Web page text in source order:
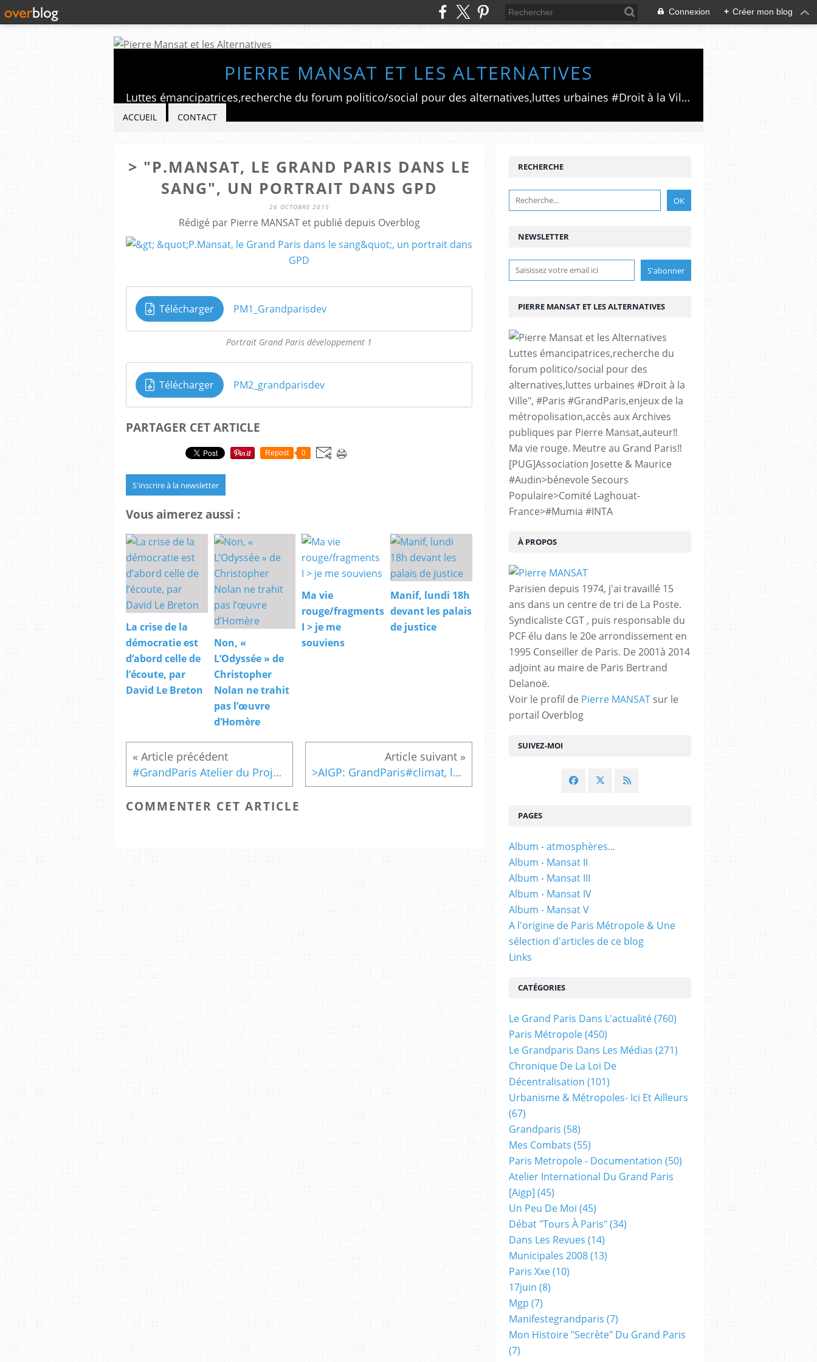
Connexion + Créer mon blog
PIERRE MANSAT ET LES ALTERNATIVES
Luttes émancipatrices,recherche du forum politico/social pour des alternatives,luttes urbaines #Droit à la Ville", #Paris #GrandParis,enjeux de la métropolisation,accès aux Archives publiques par Pierre Mansat,auteur‼️Ma vie rouge. Meutre au Grand Paris‼️[PUG]Association Josette & Maurice #Audin>bénevole Secours Populaire>Comité Laghouat-France>#Mumia #INTA
ACCUEIL CONTACT
> "P.MANSAT, LE GRAND PARIS DANS LE
SANG", UN PORTRAIT DANS GPD
26 OCTOBRE 2015
Rédigé par Pierre MANSAT et publié depuis Overblog
Télécharger PM1_Grandparisdev
Portrait Grand Paris développement 1
Télécharger PM2_grandparisdev
PARTAGER CET ARTICLE
Repost 0
S'inscrire à la newsletter
Vous aimerez aussi :
La crise de la
démocratie est
d’abord celle de
l’écoute, par
David Le Breton
Non, «
L’Odyssée » de
Christopher
Nolan ne trahit
pas l’œuvre
d’Homère
Ma vie
rouge/fragments
I > je me
souviens
Manif, lundi 18h
devant les palais
de justice
#GrandParis Atelier du Projet avec @assso_metropop... >AIGP: GrandParis#climat, le site et le programme
COMMENTER CET ARTICLE
NEWSLETTER
SUIVEZ-MOI
RECHERCHE
PIERRE MANSAT ET LES ALTERNATIVES
Luttes émancipatrices,recherche du
forum politico/social pour des
alternatives,luttes urbaines #Droit à la
Ville", #Paris #GrandParis,enjeux de la
métropolisation,accès aux Archives
publiques par Pierre Mansat,auteur‼️
Ma vie rouge. Meutre au Grand Paris‼️
[PUG]Association Josette & Maurice
#Audin>bénevole Secours
Populaire>Comité Laghouat-
France>#Mumia #INTA
À PROPOS
Parisien depuis 1974, j'ai travaillé 15
ans dans un centre de tri de La Poste.
Syndicaliste CGT , puis responsable du
PCF élu dans le 20e arrondissement en
1995 Conseiller de Paris. De 2001à 2014
adjoint au maire de Paris Bertrand
Delanoë.
Voir le profil de Pierre MANSAT sur le
portail Overblog
PAGES
Album - atmosphères...
Album - Mansat II
Album - Mansat III
Album - Mansat IV
Album - Mansat V
A l'origine de Paris Métropole & Une
sélection d'articles de ce blog
Links
CATÉGORIES
Le Grand Paris Dans L'actualité(760)
Paris Métropole(450)
Le Grandparis Dans Les Médias (271)
Chronique De La Loi De
Décentralisation (101)
Urbanisme & Métropoles- Ici Et Ailleurs
(67)
Grandparis (58)
Mes Combats (55)
Paris Metropole - Documentation (50)
Atelier International Du Grand Paris
[aigp] (45)
Un Peu De Moi (45)
Débat "tours À Paris"(34)
Dans Les Revues (14)
Municipales 2008(13)
Paris Xxe(10)
17juin (8)
Mgp (7)
Manifestegrandparis (7)
Mon Histoire "secrète" Du Grand Paris
(7)